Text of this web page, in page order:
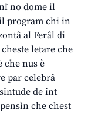
no dome il
program chi in
al Ferâl di
letare che
nus è
par celebrâ
de int
che chest